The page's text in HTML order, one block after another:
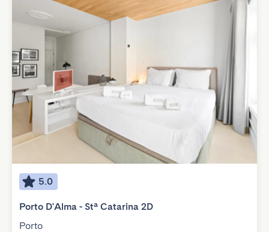
5.0
Porto D'Alma - Stª Catarina 2D
Porto